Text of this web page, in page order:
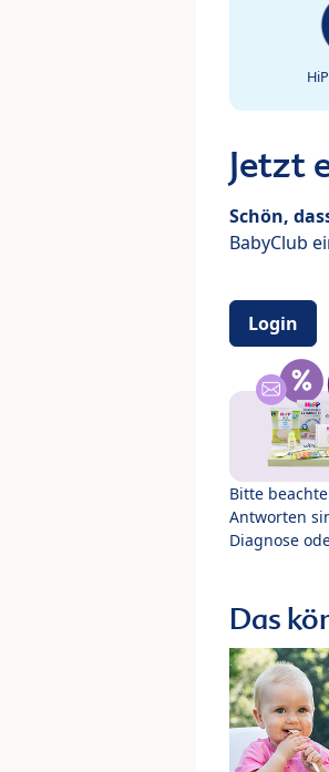
Jetzt
Schön,
BabyClub
Login
Bitte
Antworten
Diagnose
Das